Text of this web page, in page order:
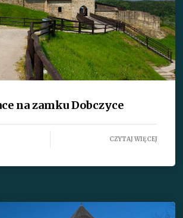
na zamku Dobczyce
CZYTAJ WIĘCEJ